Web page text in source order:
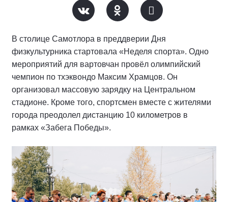
В столице Самотлора в преддверии Дня
физкультурника стартовала «Неделя спорта». Одно
мероприятий для вартовчан провёл олимпийский
чемпион по тхэквондо Максим Храмцов. Он
организовал массовую зарядку на Центральном
стадионе. Кроме того, спортсмен вместе с жителями
города преодолел дистанцию 10 километров в
рамках «Забега Победы».